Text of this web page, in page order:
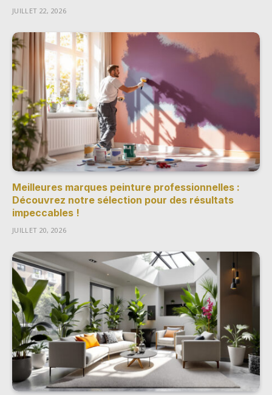
JUILLET 22, 2026
Meilleures marques peinture professionnelles :
Découvrez notre sélection pour des résultats
impeccables !
JUILLET 20, 2026